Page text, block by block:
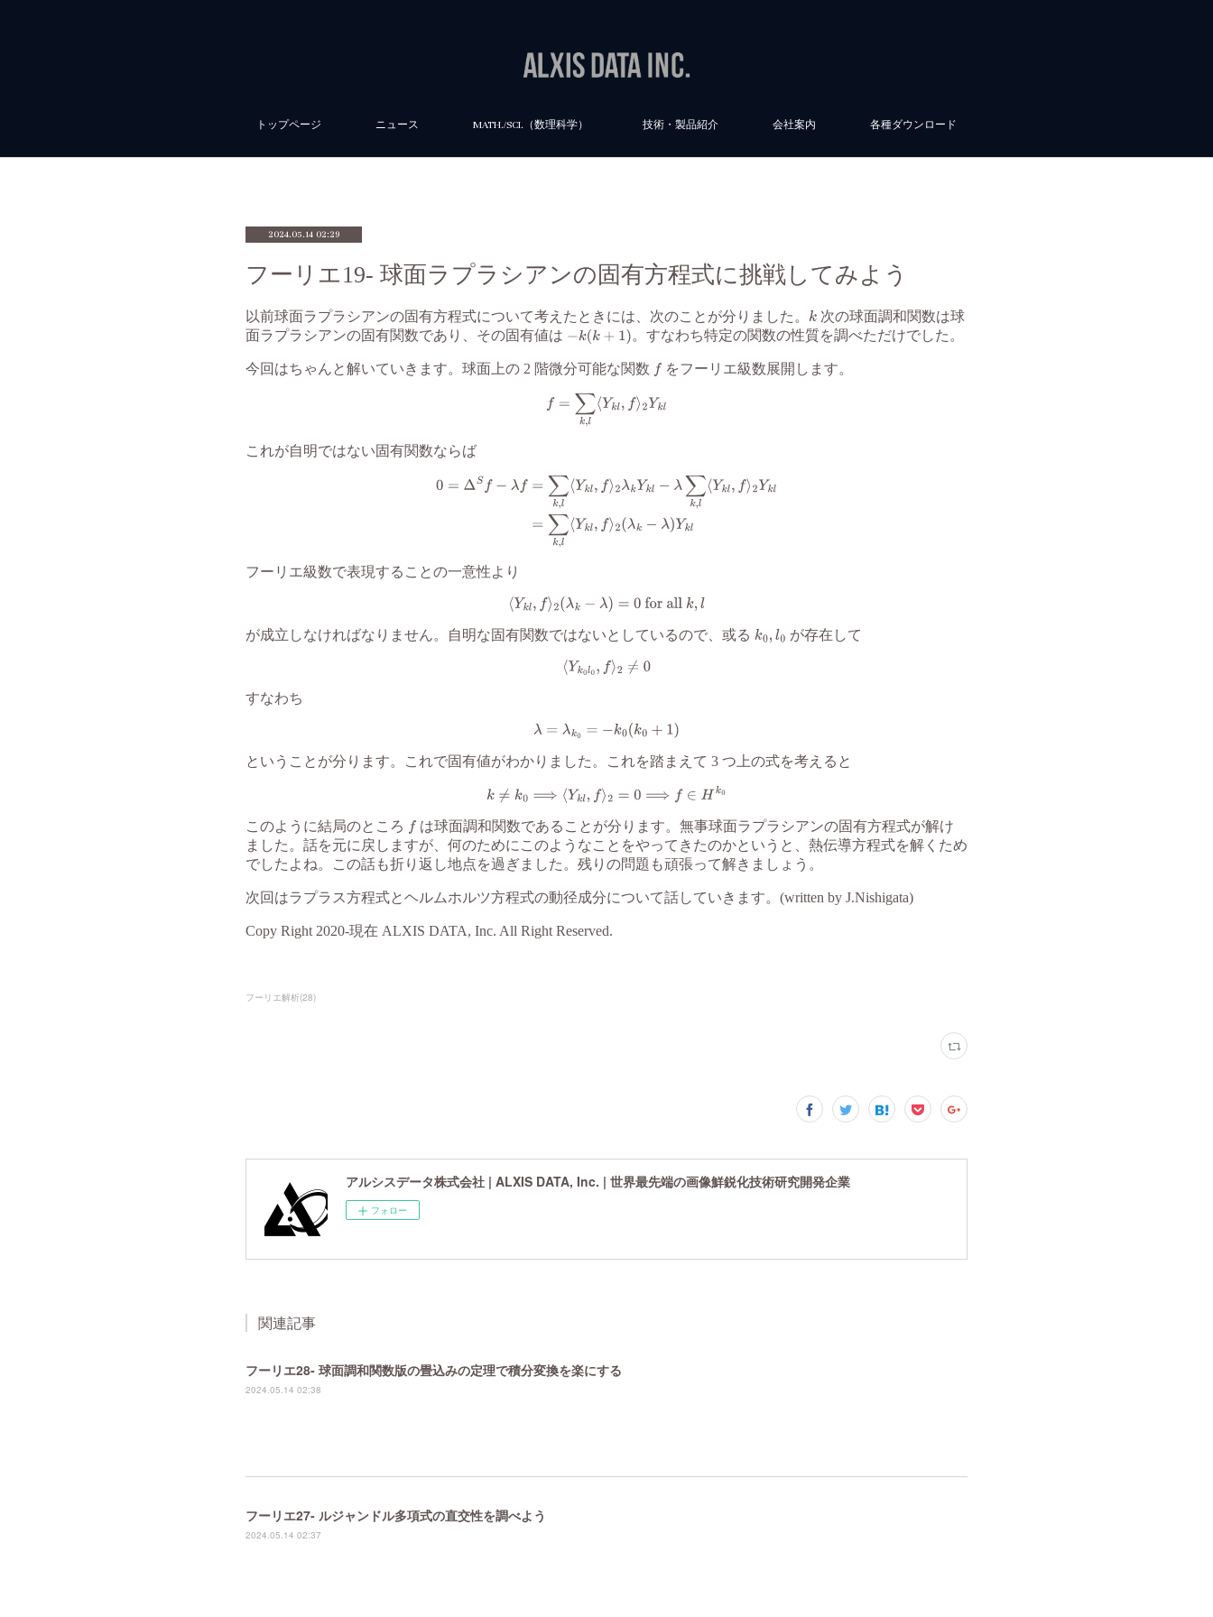
トップページ ニュース MATH./SCI.（数理科学） 技術・製品紹介 会社案内 各種ダウンロード
2024.05.14 02:29
フーリエ19- 球面ラプラシアンの固有方程式に挑戦してみよう
フーリエ解析(28)
アルシスデータ株式会社 | ALXIS DATA, Inc. | 世界最先端の画像鮮鋭化技術研究開発企業
フォロー
関連記事
フーリエ28- 球面調和関数版の畳込みの定理で積分変換を楽にする
2024.05.14 02:38
フーリエ27- ルジャンドル多項式の直交性を調べよう
2024.05.14 02:37